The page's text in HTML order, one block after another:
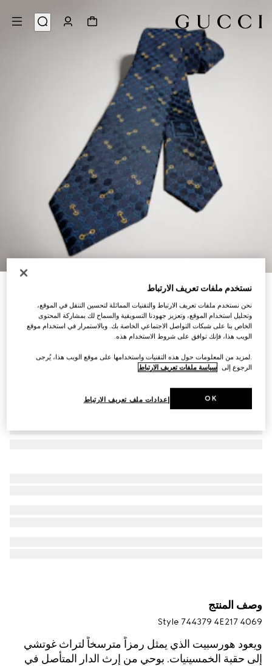
ربطة عنق من جاكارد الحرير بنقش GG
تنويعاتأزرق داكن وأزرق فاتح
وصف المنتج
Style ‎744379 4E217 4069
ويعود هورسبيت الذي يمثل رمزاً مترسخاً لتراث غوتشي
إلى حقبة الخمسينيات. بوحي من إرث الدار المتأصل في
نستخدم ملفات تعريف الارتباط
نحن نستخدم ملفات تعريف الارتباط والتقنيات المماثلة لتحسين التنقل في الموقع،
وتحليل استخدام الموقع، وتعزيز جهودنا التسويقية والسماح لك بمشاركة المحتوى
الخاص بنا على شبكات التواصل الاجتماعي الخاصة بك. وبالاستمرار في استخدام موقع
الويب هذا، فإنك توافق على شروط الاستخدام هذه.
.لمزيد من المعلومات حول هذه التقنيات واستخدامها على موقع الويب هذا، يُرجى
الرجوع إلى سياسة ملفات تعريف الارتباط
إعدادات ملف تعريف الارتباط OK